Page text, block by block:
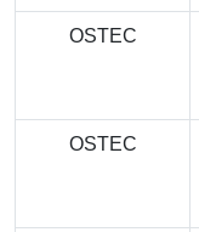
OSTEC
OSTEC